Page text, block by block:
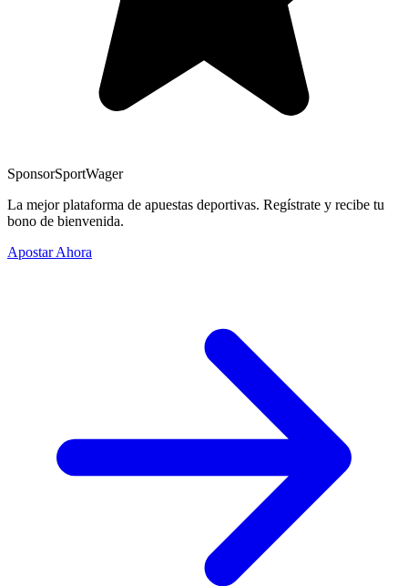
SponsorSportWager
La mejor plataforma de apuestas deportivas. Regístrate y recibe tu
bono de bienvenida.
Apostar Ahora